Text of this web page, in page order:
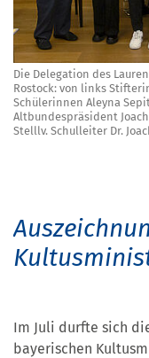
Die Delegation des
Rostock: von links
Schülerinnen Aleyna
Altbundespräsident
Stelllv. Schulleiter Dr.
Im Juli durfte sich
bayerischen